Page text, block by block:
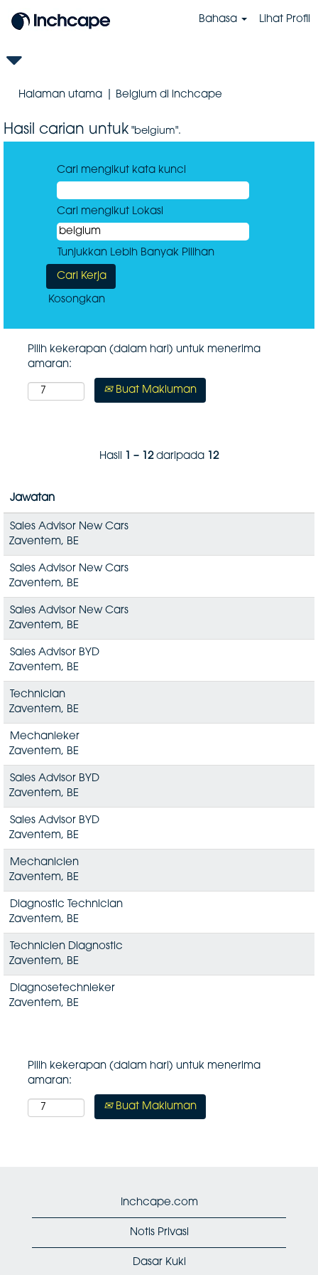
Bahasa Lihat Profil
Halaman utama Belgium di inchcape
Hasil carian untuk "belgium".
Cari mengikut kata kunci
Cari mengikut Lokasi
Tunjukkan Lebih Banyak Pilihan
Kosongkan
Pilih kekerapan (dalam hari) untuk menerima
amaran:
Buat Makluman
Hasil 1 – 12daripada 12
Jawatan
Sales Advisor New Cars
Zaventem, BE
Sales Advisor New Cars
Zaventem, BE
Sales Advisor New Cars
Zaventem, BE
Sales Advisor BYD
Zaventem, BE
Technician
Zaventem, BE
Mechanieker
Zaventem, BE
Sales Advisor BYD
Zaventem, BE
Sales Advisor BYD
Zaventem, BE
Mechanicien
Zaventem, BE
Diagnostic Technician
Zaventem, BE
Technicien Diagnostic
Zaventem, BE
Diagnosetechnieker
Zaventem, BE
Pilih kekerapan (dalam hari) untuk menerima
amaran:
Buat Makluman
Inchcape.com
Notis Privasi
Dasar Kuki